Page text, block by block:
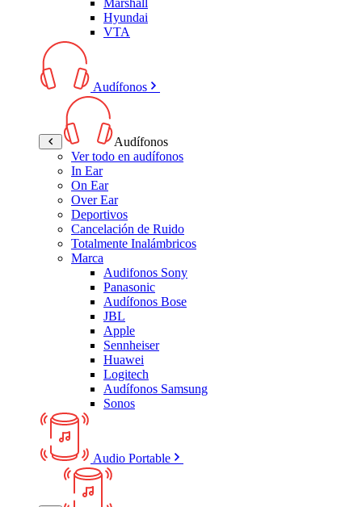
Hyundai
VTA
Audífonos
Audífonos
Ver todo en audífonos
In Ear
On Ear
Over Ear
Deportivos
Cancelación de Ruido
Totalmente Inalámbricos
Marca
Audifonos Sony
Panasonic
Audífonos Bose
JBL
Apple
Sennheiser
Huawei
Logitech
Audífonos Samsung
Sonos
Audio Portable